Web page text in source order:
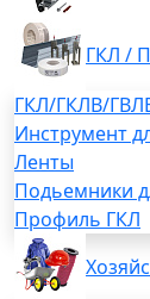
ГКЛ /
ГКЛ/ГКЛВ/
Инструмент
Ленты
Подьемники
Профиль ГКЛ